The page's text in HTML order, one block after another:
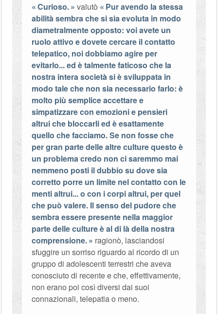
Curioso.
valutò
Pur avendo la stessa
abilità sembra che si sia evoluta in modo
diametralmente opposto: voi avete un
ruolo attivo e dovete cercare il contatto
telepatico, noi dobbiamo agire per
evitarlo... ed è talmente faticoso che la
nostra intera società si è sviluppata in
modo tale che non sia necessario farlo: è
molto più semplice accettare e
simpatizzare con emozioni e pensieri
altrui che bloccarli ed è esattamente
quello che facciamo. Se non fosse che
per gran parte delle altre culture questo è
un problema credo non ci saremmo mai
nemmeno posti il dubbio su dove sia
corretto porre un limite nel contatto con le
menti altrui... o con i corpi altrui, per quel
che può valere. Il senso del pudore che
sembra essere presente nella maggior
parte delle culture è al di là della nostra
comprensione.
ragionò, lasciandosi
sfuggire un sorriso riguardo al ricordo di un
gruppo di adolescenti terrestri che aveva
conosciuto di recente e che, effettivamente,
non erano poi così diversi dai suoi
connazionali, telepatia o meno.